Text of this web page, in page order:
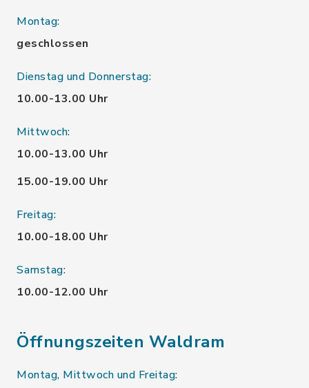
Montag:
geschlossen
Dienstag und Donnerstag:
10.00-13.00 Uhr
Mittwoch:
10.00-13.00 Uhr
15.00-19.00 Uhr
Freitag:
10.00-18.00 Uhr
Samstag:
10.00-12.00 Uhr
Öffnungszeiten Waldram
Montag, Mittwoch und Freitag: